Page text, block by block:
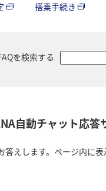
搭乗手続き
を検索する
自動チャット応答
えします。ページ内に